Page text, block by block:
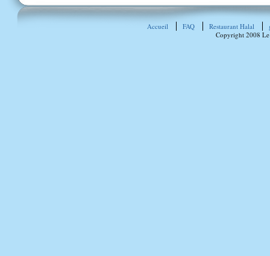
Accueil FAQ Restaurant Halal
Copyright 2008